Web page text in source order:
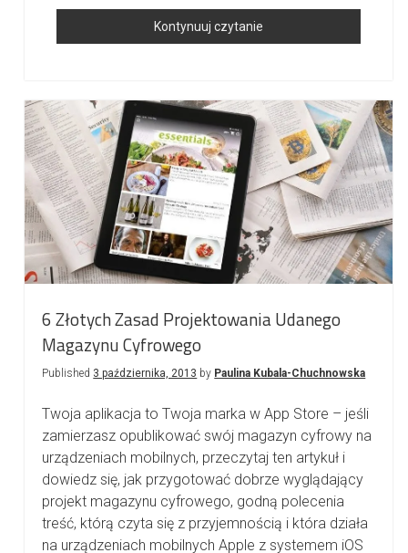
Kontynuuj czytanie
Opublikować
Dla
Dzieci
Na
IPadzie?
6 Złotych Zasad Projektowania Udanego
Magazynu Cyfrowego
Published 3 października, 2013 by Paulina Kubala-Chuchnowska
Twoja aplikacja to Twoja marka w App Store – jeśli
zamierzasz opublikować swój magazyn cyfrowy na
urządzeniach mobilnych, przeczytaj ten artykuł i
dowiedz się, jak przygotować dobrze wyglądający
projekt magazynu cyfrowego, godną polecenia
treść, którą czyta się z przyjemnością i która działa
na urządzeniach mobilnych Apple z systemem iOS